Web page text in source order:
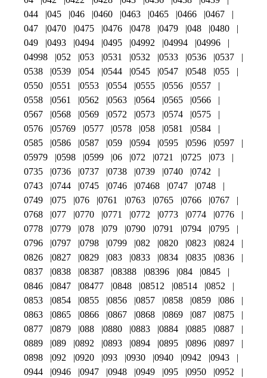
044
045 046 0460 0463 0465 0466
0467
047
0470 0475 0476 0478 0479 048
0480
049
0493 0494 0495 04992 04994
04996
04998
052 053 0531 0532 0533 0536
0537
0538
0539 054 0544 0545 0547 0548
055
0550
0551 0553 0554 0555 0556
0557
0558
0561 0562 0563 0564 0565
0566
0567
0568 0569 0572 0573 0574
0575
0576
05769 0577 0578 058 0581
0584
0585
0586 0587 059 0594 0595 0596
0597
05979
0598 0599 06 072 0721 0725
073
0735
0736 0737 0738 0739 0740
0742
0743
0744 0745 0746 07468 0747
0748
0749
075 076 0761 0763 0765 0766
0767
0768
077 0770 0771 0772 0773 0774
0776
0778
0779 078 079 0790 0791 0794
0795
0796
0797 0798 0799 082 0820 0823
0824
0826
0827 0829 083 0833 0834 0835
0836
0837
0838 08387 08388 08396 084
0845
0846
0847 08477 0848 08512 08514
0852
0853
0854 0855 0856 0857 0858 0859
086
0863
0865 0866 0867 0868 0869 087
0875
0877
0879 088 0880 0883 0884 0885
0887
0889
089 0892 0893 0894 0895 0896
0897
0898
092 0920 093 0930 0940 0942
0943
0944
0946 0947 0948 0949 095 0950
0952